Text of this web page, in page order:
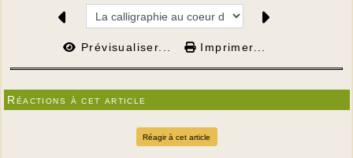
Prévisualiser... Imprimer...
Réactions à cet article
Réagir à cet article